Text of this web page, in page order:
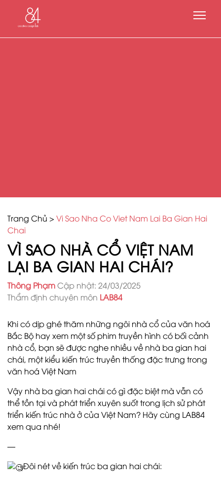
Trang Chủ > Vi Sao Nha Co Viet Nam Lai Ba Gian Hai
Chai
VÌ SAO NHÀ CỔ VIỆT NAM
LẠI BA GIAN HAI CHÁI?
Thông PhạmCập nhật: 24/03/2025
Thẩm định chuyên môn LAB84
Khi có dịp ghé thăm những ngôi nhà cổ của văn hoá
Bắc Bộ hay xem một số phim truyền hình có bối cảnh
nhà cổ, bạn sẽ được nghe nhiều về nhà ba gian hai
chái, một kiểu kiến trúc truyền thống đặc trưng trong
văn hoá Việt Nam
Vậy nhà ba gian hai chái có gì đặc biệt mà vẫn có
thể tồn tại và phát triển xuyên suốt trong lịch sử phát
triển kiến trúc nhà ở của Việt Nam? Hãy cùng LAB84
xem qua nhé!
—
Đôi nét về kiến trúc ba gian hai chái: